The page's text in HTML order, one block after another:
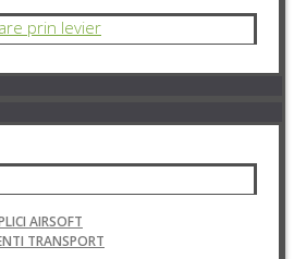
prin levier
AIRSOFT
TRANSPORT